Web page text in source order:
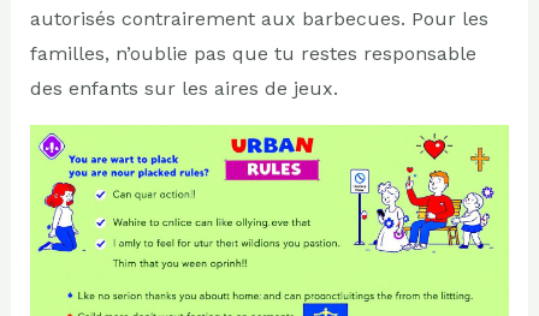
autorisés contrairement aux barbecues. Pour les
familles, n’oublie pas que tu restes responsable
des enfants sur les aires de jeux.